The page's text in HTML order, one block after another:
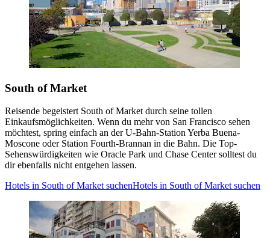
South of Market
Reisende begeistert South of Market durch seine tollen
Einkaufsmöglichkeiten. Wenn du mehr von San Francisco sehen
möchtest, spring einfach an der U-Bahn-Station Yerba Buena-
Moscone oder Station Fourth-Brannan in die Bahn. Die Top-
Sehenswürdigkeiten wie Oracle Park und Chase Center solltest du
dir ebenfalls nicht entgehen lassen.
Hotels in South of Market suchenHotels in South of Market suchen